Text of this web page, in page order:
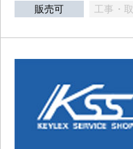
販売可 工事・